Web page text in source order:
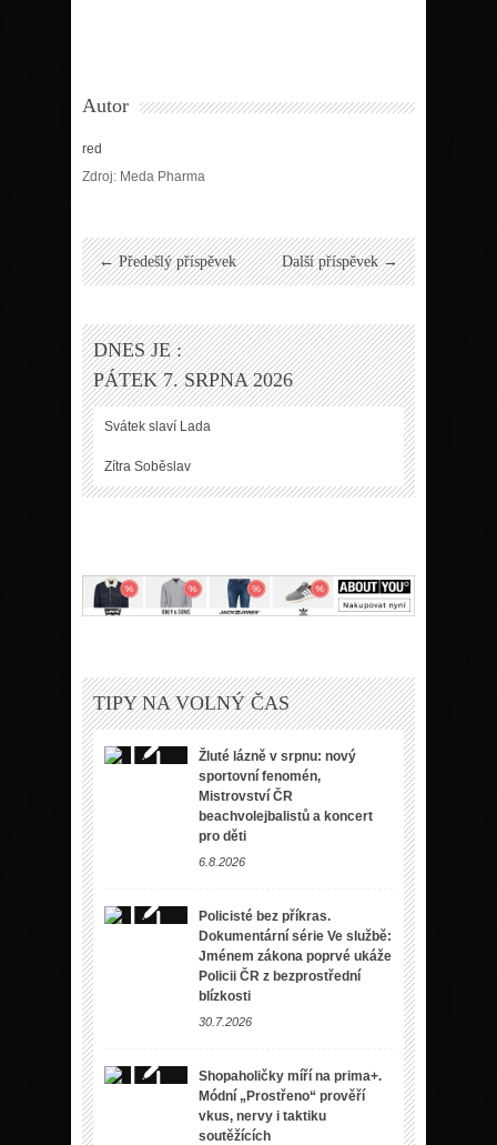
Autor
red
Zdroj: Meda Pharma
← Předešlý příspěvek Další příspěvek →
DNES JE :
PÁTEK 7. SRPNA 2026
Svátek slaví Lada
Zítra Soběslav
TIPY NA VOLNÝ ČAS
Žluté lázně v srpnu: nový
sportovní fenomén,
Mistrovství ČR
beachvolejbalistů a koncert
pro děti
6.8.2026
Policisté bez příkras.
Dokumentární série Ve službě:
Jménem zákona poprvé ukáže
Policii ČR z bezprostřední
blízkosti
30.7.2026
Shopaholičky míří na prima+.
Módní „Prostřeno“ prověří
vkus, nervy i taktiku
soutěžících